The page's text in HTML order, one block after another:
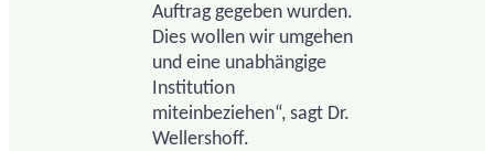
Auftrag gegeben wurden.
Dies wollen wir umgehen
und eine unabhängige
Institution
miteinbeziehen“, sagt Dr.
Wellershoff.